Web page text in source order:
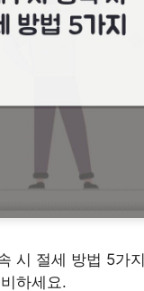
시 절세 방법 5가
하세요.